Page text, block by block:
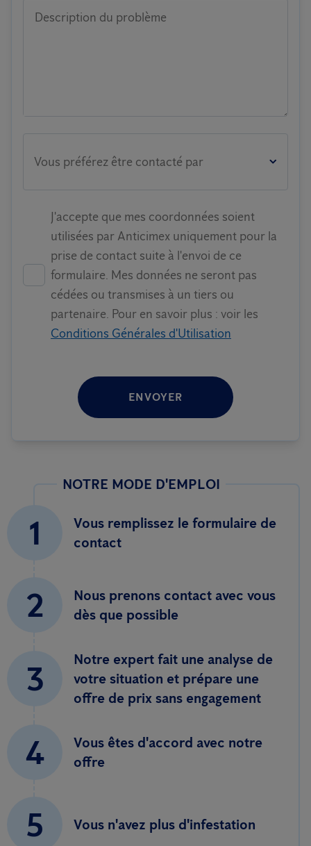
Description du problème
Vous préférez être contacté par
J'accepte que mes coordonnées soient
utilisées par Anticimex uniquement pour la
prise de contact suite à l'envoi de ce
formulaire. Mes données ne seront pas
cédées ou transmises à un tiers ou
partenaire. Pour en savoir plus : voir les
Conditions Générales d'Utilisation
ENVOYER
NOTRE MODE D'EMPLOI
1
Vous remplissez le formulaire de
contact
2
Nous prenons contact avec vous
dès que possible
3
Notre expert fait une analyse de
votre situation et prépare une
offre de prix sans engagement
4
Vous êtes d'accord avec notre
offre
5 Vous n'avez plus d'infestation